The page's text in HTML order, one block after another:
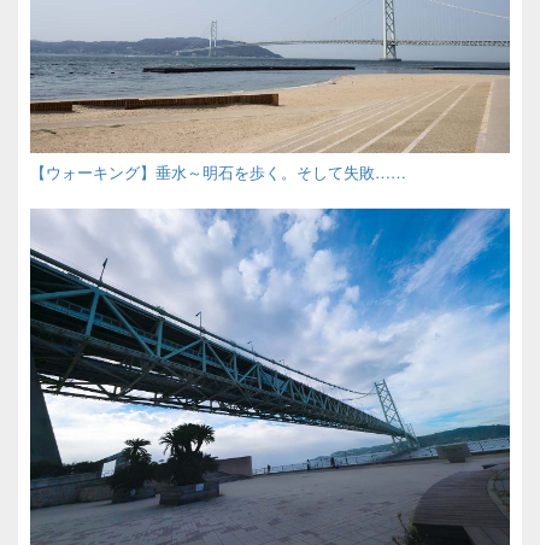
【ウォーキング】垂水～明石を歩く。そして失敗……